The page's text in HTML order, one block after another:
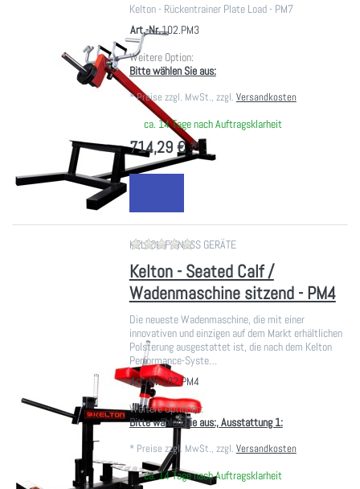
Kelton - Rückentrainer Plate Load - PM7
Art.-Nr.102.PM3
Weitere Option:
Bitte wählen Sie aus:
*Preise zzgl. MwSt., zzgl. Versandkosten
ca. 14 Tage nach Auftragsklarheit
714,29 € *
KELTON FITNESS GERÄTEZu diesem Produkt liegen noch
Kelton - Seated Calf /
Wadenmaschine sitzend - PM4
Die neueste Wadenmaschine, die mit einer
innovativen und einzigen auf dem Markt erhältlichen
Polsterung ausgestattet ist, die nach dem Kelton
Performance-Syste…
Art.-Nr.102.PM4
Weitere Optionen:
Bitte wählen Sie aus:, Ausstattung 1:
* Preise zzgl. MwSt., zzgl. Versandkosten
ca. 14 Tage nach Auftragsklarheit